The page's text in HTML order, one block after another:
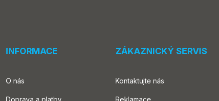
INFORMACE
O nás
Doprava a platby
ZÁKAZNICKÝ SERVIS
Kontaktujte nás
Reklamace